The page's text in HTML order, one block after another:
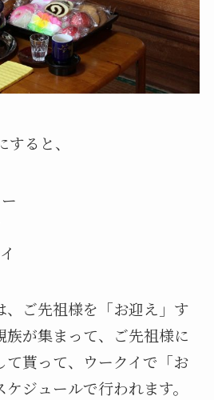
ると、
、ご先祖様を「お迎え」す
族が集まって、ご先祖様に
て貰って、ウークイで「お
ジュールで行われます。